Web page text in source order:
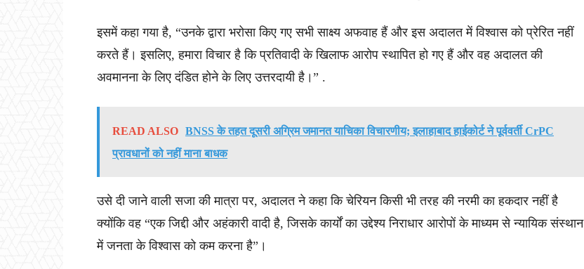
इसमें कहा गया है, “उनके द्वारा भरोसा किए गए सभी साक्ष्य अफवाह हैं और इस अदालत में विश्वास को प्रेरित नहीं
करते हैं। इसलिए, हमारा विचार है कि प्रतिवादी के खिलाफ आरोप स्थापित हो गए हैं और वह अदालत की
अवमानना ​​के लिए दंडित होने के लिए उत्तरदायी है।” .
READ ALSO BNSS के तहत दूसरी अग्रिम जमानत याचिका विचारणीय; इलाहाबाद हाईकोर्ट ने पूर्ववर्ती CrPC
प्रावधानों को नहीं माना बाधक
उसे दी जाने वाली सजा की मात्रा पर, अदालत ने कहा कि चेरियन किसी भी तरह की नरमी का हकदार नहीं है
क्योंकि वह “एक जिद्दी और अहंकारी वादी है, जिसके कार्यों का उद्देश्य निराधार आरोपों के माध्यम से न्यायिक संस्थान
में जनता के विश्वास को कम करना है”।